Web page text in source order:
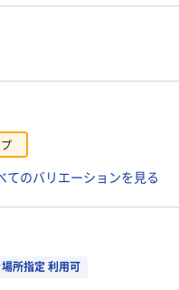
てのバリエーションを見る
所指定 利用可